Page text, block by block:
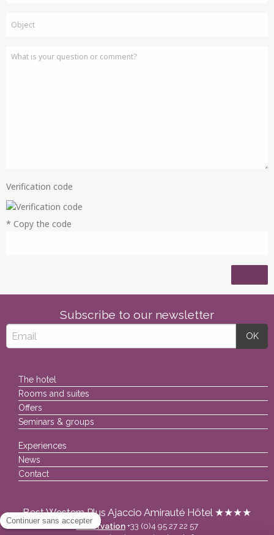
Verification code
* Copy the code
Subscribe to our newsletter
The hotel
Rooms and suites
Offers
Seminars & groups
Experiences
News
Contact
Best Western Plus Ajaccio Amirauté Hôtel ★★★★
Réservation +33 (0)4 95 27 22 57